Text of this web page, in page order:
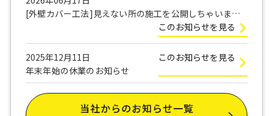
[外壁カバー工法]見えない所の施工を公開しちゃいま
このお知らせを見る
2025年12月11日
年末年始の休業のお知らせ
このお知らせを見る
当社からのお知らせ一覧